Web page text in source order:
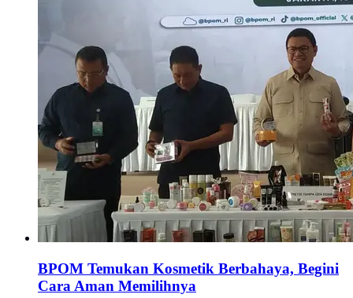
BPOM Temukan Kosmetik Berbahaya, Begini
Cara Aman Memilihnya